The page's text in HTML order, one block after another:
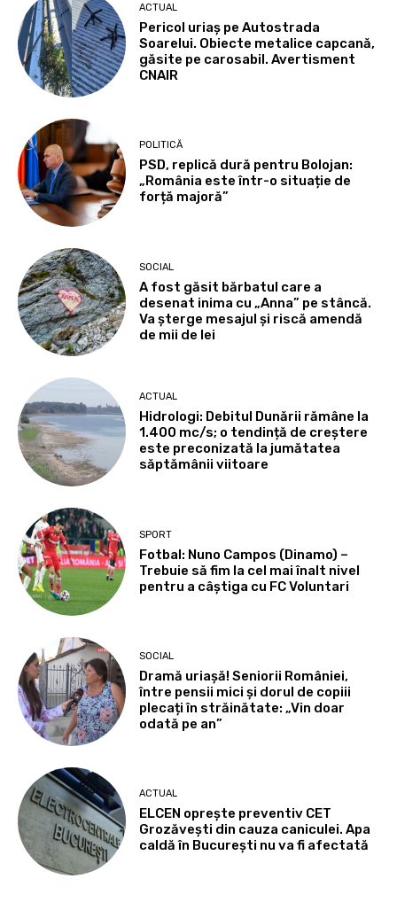
ACTUAL
Pericol uriaș pe Autostrada
Soarelui. Obiecte metalice capcană,
găsite pe carosabil. Avertisment
CNAIR
POLITICĂ
PSD, replică dură pentru Bolojan:
„România este într-o situație de
forță majoră”
SOCIAL
A fost găsit bărbatul care a
desenat inima cu „Anna” pe stâncă.
Va șterge mesajul și riscă amendă
de mii de lei
ACTUAL
Hidrologi: Debitul Dunării rămâne la
1.400 mc/s; o tendință de creștere
este preconizată la jumătatea
săptămânii viitoare
SPORT
Fotbal: Nuno Campos (Dinamo) –
Trebuie să fim la cel mai înalt nivel
pentru a câștiga cu FC Voluntari
SOCIAL
Dramă uriașă! Seniorii României,
între pensii mici și dorul de copiii
plecați în străinătate: „Vin doar
odată pe an”
ACTUAL
ELCEN oprește preventiv CET
Grozăvești din cauza caniculei. Apa
caldă în București nu va fi afectată